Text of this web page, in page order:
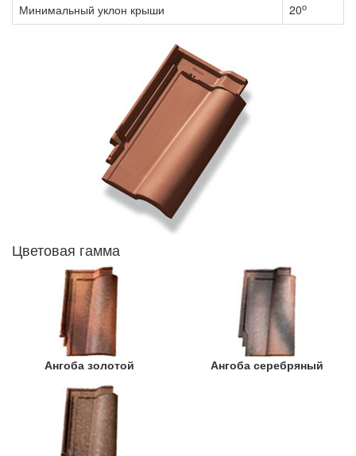
Минимальный уклон крыши 20о
Цветовая гамма
Ангоба золотой Ангоба серебряный